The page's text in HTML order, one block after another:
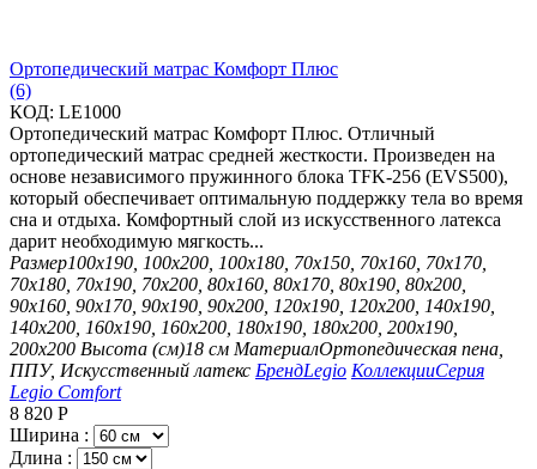
Ортопедический матрас Комфорт Плюс
(6)
КОД: LE1000
Ортопедический матрас Комфорт Плюс. Отличный
ортопедический матрас средней жесткости. Произведен на
основе независимого пружинного блока TFK-256 (EVS500),
который обеспечивает оптимальную поддержку тела во время
сна и отдыха. Комфортный слой из искусственного латекса
дарит необходимую мягкость...
Размер100х190, 100х200, 100х180, 70х150, 70х160, 70х170,
70х180, 70х190, 70х200, 80х160, 80х170, 80х190, 80х200,
90х160, 90х170, 90х190, 90х200, 120х190, 120х200, 140х190,
140х200, 160х190, 160х200, 180х190, 180х200, 200х190,
200х200 Высота (см)18 см МатериалОртопедическая пена,
ППУ, Искусственный латекс БрендLegio КоллекцииСерия
Legio Comfort
8 820 Р
Ширина :
Длина :